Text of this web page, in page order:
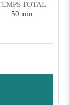
TOTAL
50minutes
min